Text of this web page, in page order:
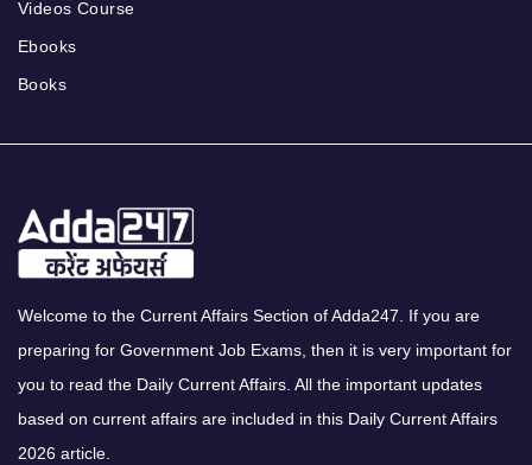
Videos Course
Ebooks
Books
Welcome to the Current Affairs Section of Adda247. If you are
preparing for Government Job Exams, then it is very important for
you to read the Daily Current Affairs. All the important updates
based on current affairs are included in this Daily Current Affairs
2026 article.